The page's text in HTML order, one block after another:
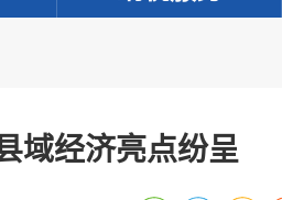
域经济亮点纷呈